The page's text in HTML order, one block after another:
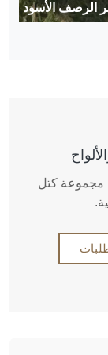
الرصف الأسود من
مجموعة كتل